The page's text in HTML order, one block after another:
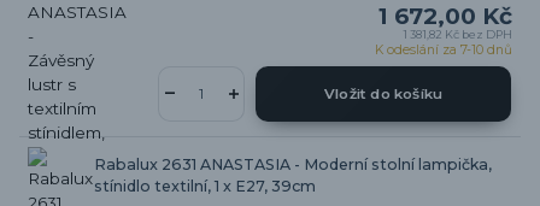
1 672,00 Kč
1 381,82 Kč bez DPH
K odeslání za 7-10 dnů
Vložit do košíku
Rabalux 2631 ANASTASIA - Moderní stolní lampička,
stínidlo textilní, 1 x E27, 39cm